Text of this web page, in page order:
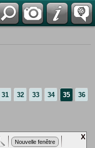
31 32 33 34 35 36